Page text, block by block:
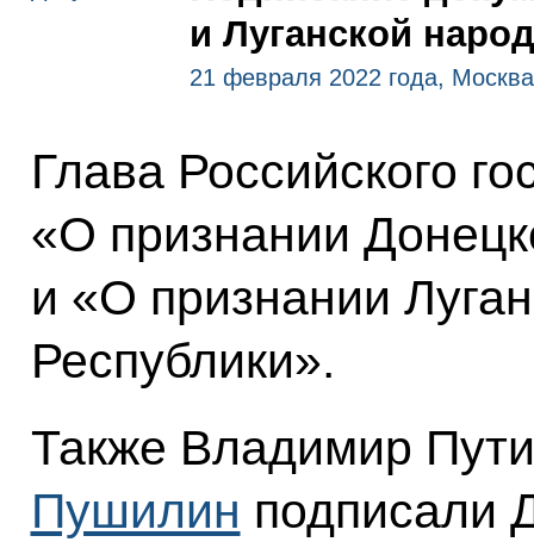
и Луганской
21 февраля 2022 года,
Глава Российского
«О признании
и «О признании
Республики».
Также Владимир
Пушилин подписали